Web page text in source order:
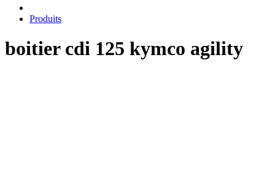
Produits
boitier cdi 125 kymco agility